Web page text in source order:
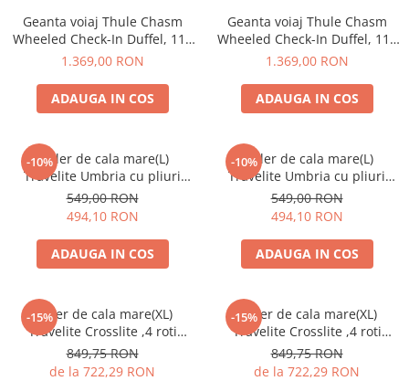
Geanta voiaj Thule Chasm
Wheeled Check-In Duffel, 110
L, Black
1.369,00 RON
ADAUGA IN COS
Geanta voiaj Thule Chasm
Wheeled Check-In Duffel, 110
L, Pond
1.369,00 RON
ADAUGA IN COS
-10%
Troler de cala mare(L)
Travelite Umbria cu pliuri
extensibile,Gri
549,00 RON
494,10 RON
ADAUGA IN COS
-10%
Troler de cala mare(L)
Travelite Umbria cu pliuri
extensibile,Negru
549,00 RON
494,10 RON
ADAUGA IN COS
-15%
Troler de cala mare(XL)
Travelite Crosslite ,4 roti
duble, 81 x 52 x 32/36 cm
,expandabil
849,75 RON
de la 722,29 RON
-15%
Troler de cala mare(XL)
Travelite Crosslite ,4 roti
duble, 81 x 52 x 32/36 cm
,expandabil
849,75 RON
de la 722,29 RON